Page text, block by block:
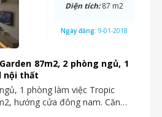
87m2, 2 phòng ngủ, 1
nội thất
1 phòng làm việc Tropic
hướng cửa đông nam. Căn…
Diện tích:87 m2
Ngày đăng: 9-01-2018